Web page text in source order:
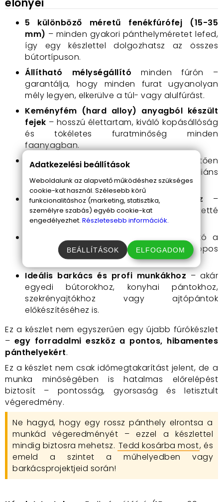
5 különböző méretű fenékfúrófej (15-35
mm) – minden gyakori pánthelyméretet lefed,
így egy készlettel dolgozhatsz az összes
bútortípuson.
Állítható mélységállító minden fúrón –
garantálja, hogy minden furat ugyanolyan
mély legyen, elkerülve a túl- vagy alulfúrást.
Keményfém (hard alloy) anyagból készült
fejek – hosszú élettartam, kiváló kopásállóság
és tökéletes furatminőség minden
faanyagban.
Tiszta, sorjamentes furatok
– köszönhetően
a lapos szárnykialakításnak és a briliáns
élezésnek.
Praktikus, fából készült tárolódoboz –
nemcsak védi a fúrófejeket, de rendszerezetté
teszi a szerszámkészletedet is.
Univerzális szárkialakítás– használható a
legtöbb hagyományos fúrógéppel, oszlopos
fúróval vagy kézi fúrógéppel is.
Ideális barkács és profi munkákhoz – akár
egyedi bútorokhoz, konyhai pántokhoz,
szekrényajtókhoz vagy ajtópántok
előkészítéséhez is.
Ez a készlet nem egyszerűen egy újabb fúrókészlet
– egy forradalmi eszköz a pontos, hibamentes
pánthelyekért.
Ez a készlet nem csak időmegtakarítást jelent, de a
munka minőségében is hatalmas előrelépést
biztosít – pontosság, gyorsaság és letisztult
végeredmény.
Ne hagyd, hogy egy rossz pánthely elrontsa a
munkád végeredményét – ezzel a készlettel
mindig biztosra mehetsz. Tedd kosárba most, és
emeld a szintet a műhelyedben vagy
barkácsprojektjeid során!
Adatkezelési beállítások
Weboldalunk az alapvető működéshez szükséges
cookie-kat használ. Szélesebb körű
funkcionalitáshoz (marketing, statisztika,
személyre szabás) egyéb cookie-kat
engedélyezhet. Részletesebb információk.
BEÁLLÍTÁSOK ELFOGADOM